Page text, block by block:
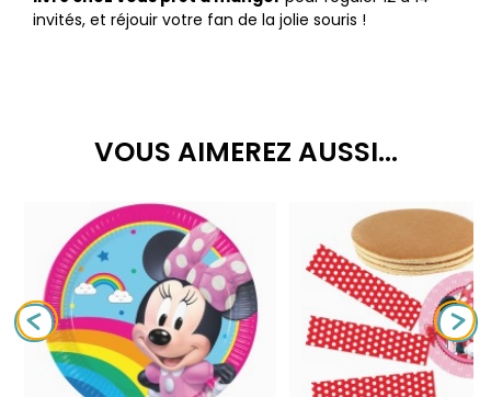
invités, et réjouir votre fan de la jolie souris !
VOUS AIMEREZ AUSSI...